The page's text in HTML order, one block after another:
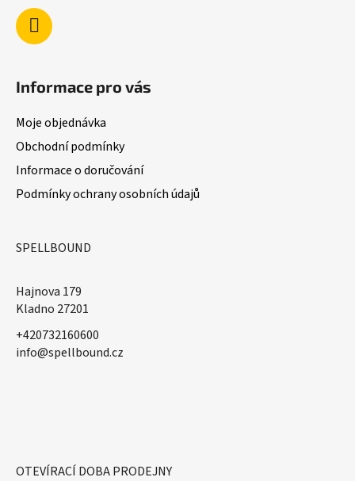
Informace pro vás
Moje objednávka
Obchodní podmínky
Informace o doručování
Podmínky ochrany osobních údajů
SPELLBOUND
Hajnova 179
Kladno 27201
+420732160600
​info@spellbound.cz
OTEVÍRACÍ DOBA PRODEJNY